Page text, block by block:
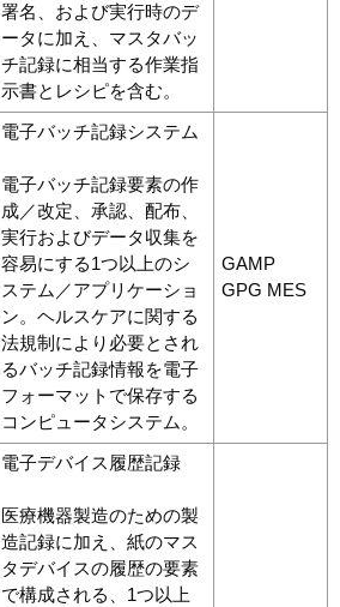
署名、および実行時のデ
ータに加え、マスタバッ
チ記録に相当する作業指
示書とレシピを含む。
電子バッチ記録システム
電子バッチ記録要素の作
成／改定、承認、配布、
実行およびデータ収集を
容易にする1つ以上のシ
ステム／アプリケーショ
ン。ヘルスケアに関する
法規制により必要とされ
るバッチ記録情報を電子
フォーマットで保存する
コンピュータシステム。
GAMP
GPG MES
電子デバイス履歴記録
医療機器製造のための製
造記録に加え、紙のマス
タデバイスの履歴の要素
で構成される、1つ以上